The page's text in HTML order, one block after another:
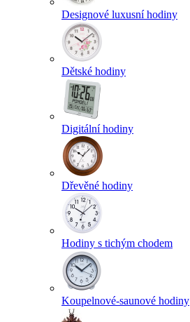
Designové luxusní hodiny
Dětské hodiny
Digitální hodiny
Dřevěné hodiny
Hodiny s tichým chodem
Koupelnové-saunové hodiny